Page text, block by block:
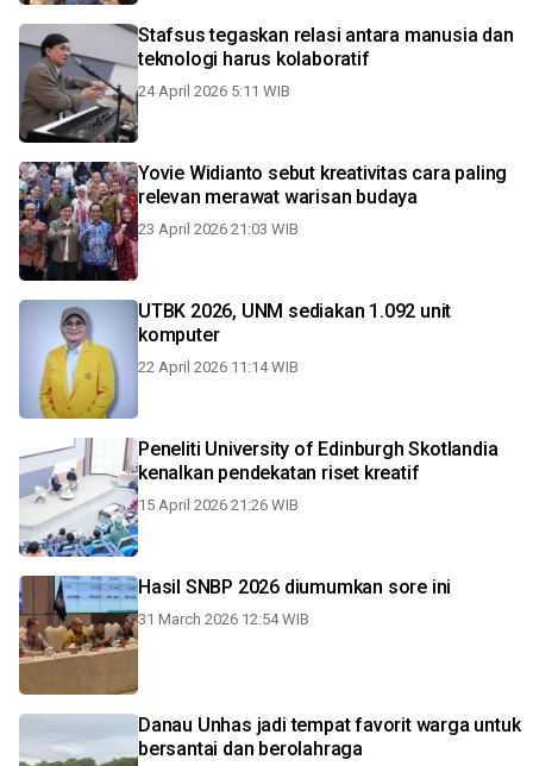
Stafsus tegaskan relasi antara manusia dan
teknologi harus kolaboratif
24 April 2026 5:11 WIB
Yovie Widianto sebut kreativitas cara paling
relevan merawat warisan budaya
23 April 2026 21:03 WIB
UTBK 2026, UNM sediakan 1.092 unit
komputer
22 April 2026 11:14 WIB
Peneliti University of Edinburgh Skotlandia
kenalkan pendekatan riset kreatif
15 April 2026 21:26 WIB
Hasil SNBP 2026 diumumkan sore ini
31 March 2026 12:54 WIB
Danau Unhas jadi tempat favorit warga untuk
bersantai dan berolahraga